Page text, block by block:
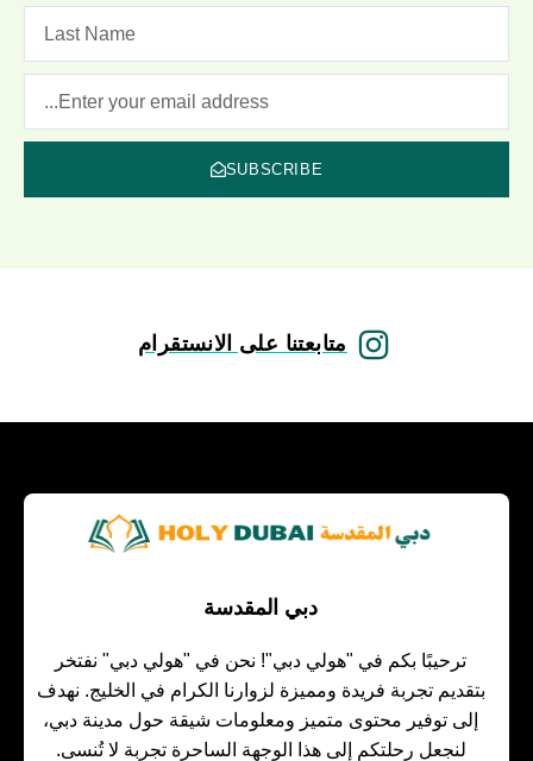
SUBSCRIBE
متابعتنا على الانستقرام
دبي المقدسة
ترحيبًا بكم في "هولي دبي"! نحن في "هولي دبي" نفتخر
بتقديم تجربة فريدة ومميزة لزوارنا الكرام في الخليج. نهدف
إلى توفير محتوى متميز ومعلومات شيقة حول مدينة دبي،
لنجعل رحلتكم إلى هذا الوجهة الساحرة تجربة لا تُنسى.